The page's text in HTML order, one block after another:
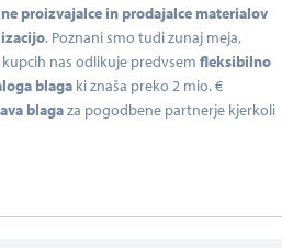
proizvajalce in prodajalce materialov
. Poznani smo tudi zunaj meja,
nas odlikuje predvsem fleksibilno
blaga ki znaša preko 2 mio. €
blagaza pogodbene partnerje kjerkoli